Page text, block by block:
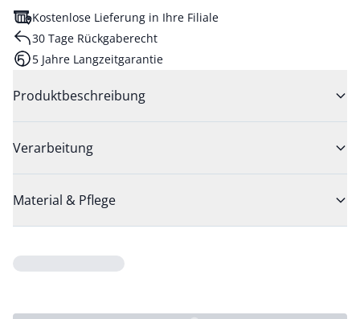
Kostenlose Lieferung in Ihre Filiale
30 Tage Rückgaberecht
5 Jahre Langzeitgarantie
Produktbeschreibung
Verarbeitung
Material & Pflege